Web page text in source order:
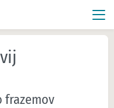
frazemov